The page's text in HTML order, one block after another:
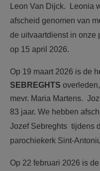
Leon Van Dijck. Leonia
afscheid genomen van
de uitvaartdienst in onze
op 15 april 2026.
Op 19 maart 2026 is de
SEBREGHTS
mevr. Maria Martens.
83 jaar. We hebben
Jozef Sebreghts tijdens
parochiekerk Sint-
Op 22 februari 2026 is